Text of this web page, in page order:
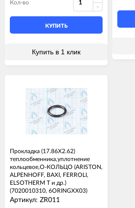
Кол-во
КУПИТЬ
Купить в 1 клик
Прокладка (17.86X2.62)
теплообменника,уплотнение
кольцевое,О-КОЛЬЦО (ARISTON,
ALPENHOFF, BAXI, FERROLI,
ELSOTHERM T и др.)
(7020010310, 6ORINGXX03)
Артикул: ZR011